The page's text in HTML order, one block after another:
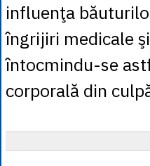
influenţa
îngrijiri medicale
întocmindu-se
corporală din